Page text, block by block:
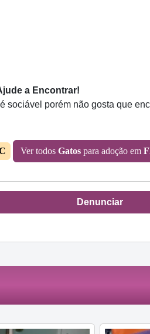
a Encontrar!
sociável porém não gosta que
Ver todos Gatos para adoção em
Denunciar